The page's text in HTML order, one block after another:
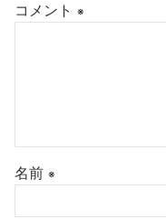
コメント ※
名前 ※